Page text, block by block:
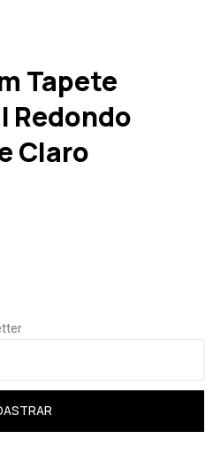
Tapete
Redondo
Claro